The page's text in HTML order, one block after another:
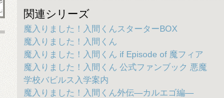
関連シリーズ
魔入りました！入間くんスターターBOX
魔入りました！入間くん
魔入りました！入間くん if Episode of 魔フィア
魔入りました！入間くん 公式ファンブック 悪魔
学校バビルス入学案内
魔入りました！入間くん外伝―カルエゴ編―